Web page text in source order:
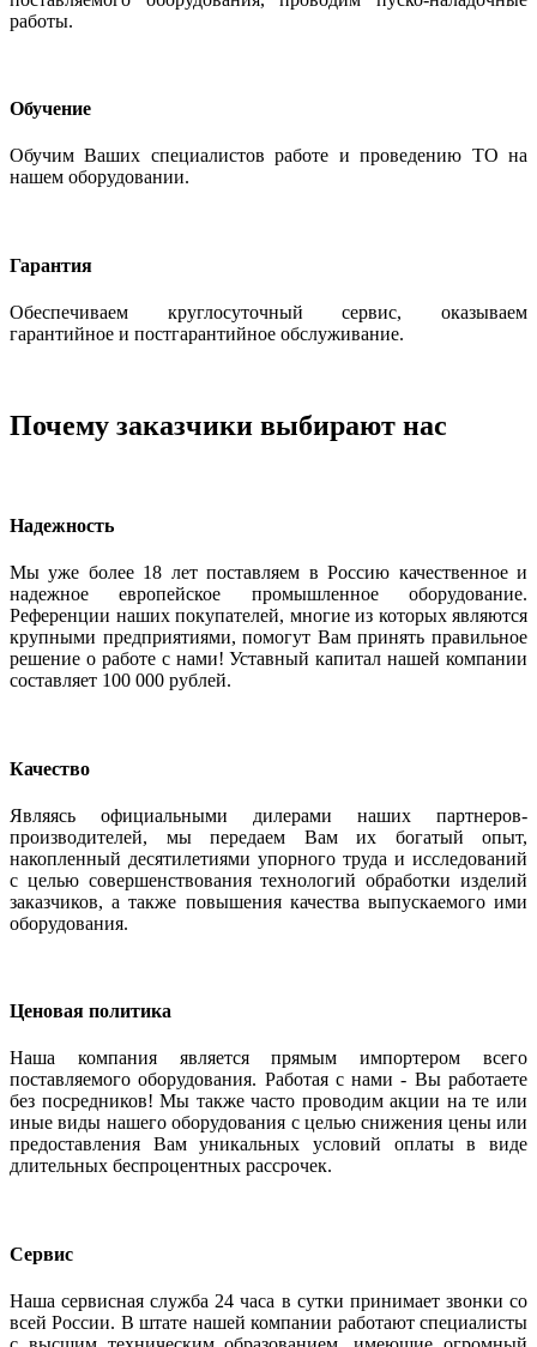
работы.
Обучение
Обучим Ваших специалистов работе и проведению ТО на
нашем оборудовании.
Гарантия
Обеспечиваем круглосуточный сервис, оказываем
гарантийное и постгарантийное обслуживание.
Почему заказчики выбирают нас
Надежность
Мы уже более 18 лет поставляем в Россию качественное и
надежное европейское промышленное оборудование.
Референции наших покупателей, многие из которых являются
крупными предприятиями, помогут Вам принять правильное
решение о работе с нами! Уставный капитал нашей компании
составляет 100 000 рублей.
Качество
Являясь официальными дилерами наших партнеров-
производителей, мы передаем Вам их богатый опыт,
накопленный десятилетиями упорного труда и исследований
с целью совершенствования технологий обработки изделий
заказчиков, а также повышения качества выпускаемого ими
оборудования.
Ценовая политика
Наша компания является прямым импортером всего
поставляемого оборудования. Работая с нами - Вы работаете
без посредников! Мы также часто проводим акции на те или
иные виды нашего оборудования с целью снижения цены или
предоставления Вам уникальных условий оплаты в виде
длительных беспроцентных рассрочек.
Сервис
Наша сервисная служба 24 часа в сутки принимает звонки со
всей России. В штате нашей компании работают специалисты